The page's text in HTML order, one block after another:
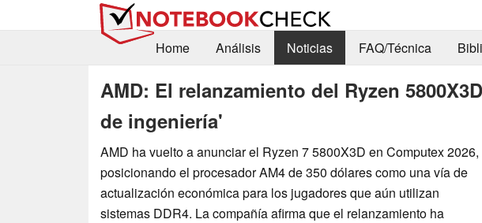
Home
Análisis Noticias FAQ/Técnica
AMD: El relanzamiento del Ryzen
de ingeniería'
AMD ha vuelto a anunciar el Ryzen 7 5800X3D en Computex 2026,
posicionando el procesador AM4 de 350 dólares como una vía de
actualización económica para los jugadores que aún utilizan
sistemas DDR4. La compañía afirma que el relanzamiento ha